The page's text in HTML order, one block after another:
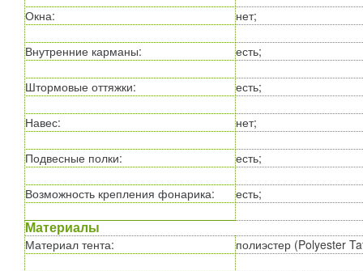
Окна: нет;
Внутренние карманы: есть;
Штормовые оттяжки: есть;
Навес: нет;
Подвесные полки: есть;
Возможность крепления фонарика: есть;
Материалы
Материал тента: полиэстер (Polyester